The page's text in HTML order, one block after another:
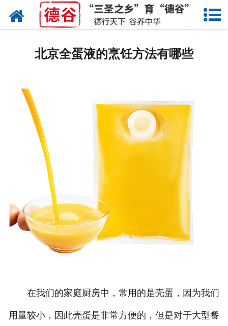
网站首页
产品中心
新闻中心
联系我们
北京全蛋液的烹饪方法有哪些
在我们的家庭厨房中，常用的是壳蛋，因为我们
用量较小，因此壳蛋是非常方便的，但是对于大型餐